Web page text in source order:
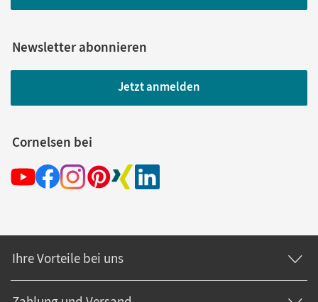
Newsletter abonnieren
Jetzt anmelden
Cornelsen bei
Ihre Vorteile bei uns